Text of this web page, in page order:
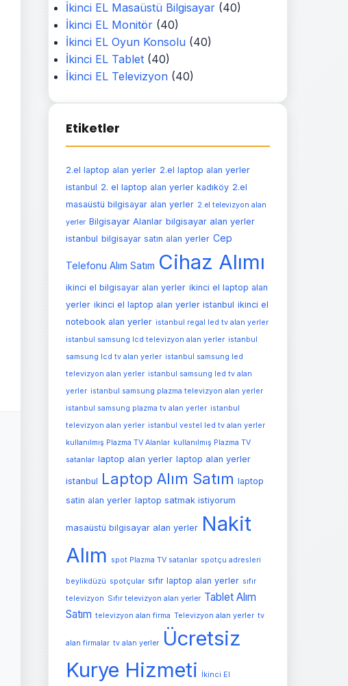
İkinci EL Masaüstü Bilgisayar (40)
İkinci EL Monitör (40)
İkinci EL Oyun Konsolu (40)
İkinci EL Tablet (40)
İkinci EL Televizyon (40)
Etiketler
2.el laptop alan yerler 2.el laptop alan yerler
istanbul 2. el laptop alan yerler kadıköy 2.el
masaüstü bilgisayar alan yerler 2.el televizyon alan
yerler Bilgisayar Alanlar bilgisayar alan yerler
istanbul bilgisayar satın alan yerler Cep
Telefonu Alım Satım Cihaz Alımı
ikinci el bilgisayar alan yerler ikinci el laptop alan
yerler ikinci el laptop alan yerler istanbul ikinci el
notebook alan yerler istanbul regal led tv alan yerler
istanbul samsung lcd televizyon alan yerler istanbul
samsung lcd tv alan yerler istanbul samsung led
televizyon alan yerler istanbul samsung led tv alan
yerler istanbul samsung plazma televizyon alan yerler
istanbul samsung plazma tv alan yerler istanbul
televizyon alan yerler istanbul vestel led tv alan yerler
kullanılmış Plazma TV Alanlar kullanılmış Plazma TV
satanlar laptop alan yerler laptop alan yerler
istanbul Laptop Alım Satım laptop
satin alan yerler laptop satmak istiyorum
masaüstü bilgisayar alan yerler Nakit
Alım
spot Plazma TV satanlar spotçu adresleri
beylikdüzü spotçular sıfır laptop alan yerler sıfır
televizyon Sıfır televizyon alan yerler Tablet Alım
Satım televizyon alan firma Televizyon alan yerler tv
alan firmalar tv alan yerler
Ücretsiz
Kurye Hizmeti
İkinci El